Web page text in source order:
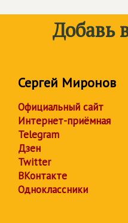
Добавь
Сергей Миронов
Официальный сайт
Интернет-приёмная
Telegram
Дзен
Twitter
ВКонтакте
Одноклассники